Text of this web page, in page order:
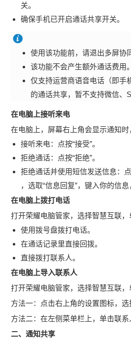
关。
确保手机已开启通话共享开关。
使用该功能前，请退出多屏协
该功能不会产生额外通话费用。
仅支持运营商语音电话（即手
的通话共享，暂不支持微信、
在电脑上接听来电
在电脑上，屏幕右上角会显示通知时
接听来电：点按“接受”。
拒绝通话：点按“拒绝”。
拒绝通话并使用短信发送信息：
，选取“信息回复”，键入你的信息
在电脑上拨打电话
打开荣耀电脑管家，选择智慧互联，
使用拨号盘拨打电话。
在通话记录里直接回拨。
直接拨打联系人。
在电脑上导入联系人
打开荣耀电脑管家，选择智慧互联，
方法一：点击右上角的设置图标，选
方法二：在左侧菜单栏上，单击联系
二、通知共享